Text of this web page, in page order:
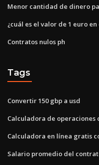
Menor cantidad de dinero
¿cuál es el valor de 1 euro en
Contratos nulos ph
Tags
Convertir 150 gbp a usd
Calculadora de operaciones
Calculadora en línea gratis
Salario promedio del